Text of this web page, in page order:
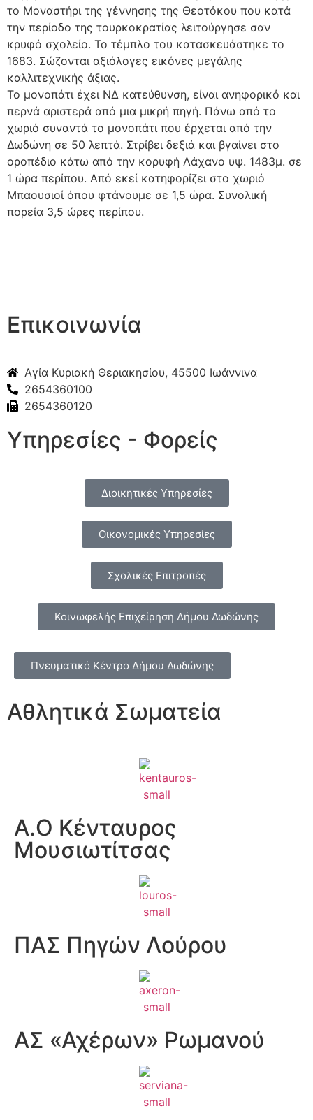
το Μοναστήρι της γέννησης της Θεοτόκου που κατά
την περίοδο της τουρκοκρατίας λειτούργησε σαν
κρυφό σχολείο. Το τέμπλο του κατασκευάστηκε το
1683. Σώζονται αξιόλογες εικόνες μεγάλης
καλλιτεχνικής άξιας.
Το μονοπάτι έχει ΝΔ κατεύθυνση, είναι ανηφορικό και
περνά αριστερά από μια μικρή πηγή. Πάνω από το
χωριό συναντά το μονοπάτι που έρχεται από την
Δωδώνη σε 50 λεπτά. Στρίβει δεξιά και βγαίνει στο
οροπέδιο κάτω από την κορυφή Λάχανο υψ. 1483μ. σε
1 ώρα περίπου. Από εκεί κατηφορίζει στο χωριό
Μπαουσιοί όπου φτάνουμε σε 1,5 ώρα. Συνολική
πορεία 3,5 ώρες περίπου.
Επικοινωνία
Αγία Κυριακή Θεριακησίου, 45500 Ιωάννινα
2654360100
2654360120
Υπηρεσίες - Φορείς
Διοικητικές Υπηρεσίες
Οικονομικές Υπηρεσίες
Σχολικές Επιτροπές
Κοινωφελής Επιχείρηση Δήμου Δωδώνης
Πνευματικό Κέντρο Δήμου Δωδώνης
Αθλητικά Σωματεία
Α.Ο Κένταυρος
Μουσιωτίτσας
ΠΑΣ Πηγών Λούρου
ΑΣ «Αχέρων» Ρωμανού